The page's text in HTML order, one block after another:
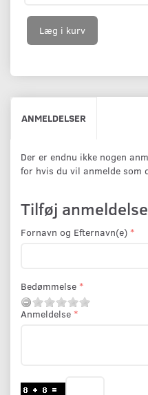
Læg i kurv
ANMELDELSER
Der er endnu ikke nogen
for hvis du vil anmelde som
Tilføj
Fornavn og Efternavn(e)
Bedømmelse
Anmeldelse